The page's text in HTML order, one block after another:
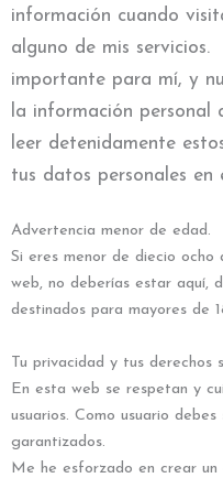
información cuando
alguno de mis
importante para mí, y
la información personal
leer detenidamente
tus datos personales en
Advertencia menor de edad.
Si eres menor de diecio
web, no deberías estar aquí,
destinados para mayores de
Tu privacidad y tus derechos
En esta web se respetan y
usuarios. Como usuario
garantizados.
Me he esforzado en crear